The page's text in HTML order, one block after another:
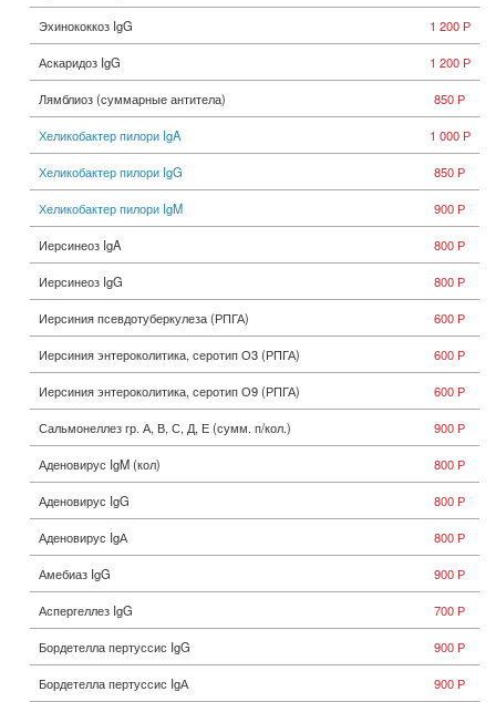
Эхинококкоз IgG 1 200 Р
Аскаридоз IgG 1 200 Р
Лямблиоз (суммарные антитела) 850 Р
Хеликобактер пилори IgA 1 000 Р
Хеликобактер пилори IgG 850 Р
Хеликобактер пилори IgM 900 Р
Иерсинеоз IgA 800 Р
Иерсинеоз IgG 800 Р
Иерсиния псевдотуберкулеза (РПГА) 600 Р
Иерсиния энтероколитика, серотип О3 (РПГА) 600 Р
Иерсиния энтероколитика, серотип О9 (РПГА) 600 Р
Сальмонеллез гр. А, В, С, Д, Е (сумм. п/кол.) 900 Р
Аденовирус IgM (кол) 800 Р
Аденовирус IgG 800 Р
Аденовирус IgА 800 Р
Амебиаз IgG 900 Р
Аспергеллез IgG 700 Р
Бордетелла пертуссис IgG 900 Р
Бордетелла пертуссис IgА 900 Р